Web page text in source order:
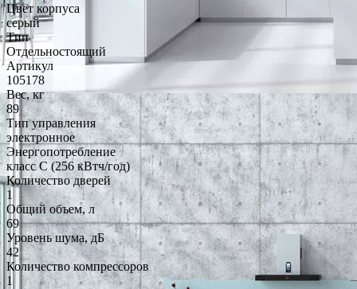
Цвет корпуса
серый
Тип
Отдельностоящий
Артикул
105178
Вес, кг
89
Тип управления
электронное
Энергопотребление
класс C (256 кВтч/год)
Количество дверей
1
Общий объем, л
69
Уровень шума, дБ
42
Количество компрессоров
1